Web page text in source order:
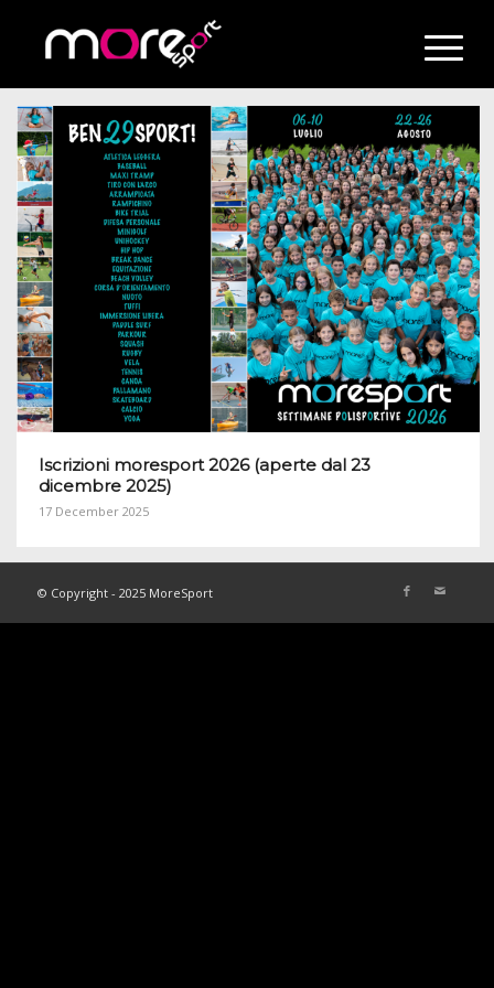
Iscrizioni moresport 2026 (aperte dal 23
dicembre 2025)
17 December 2025
© Copyright - 2025 MoreSport